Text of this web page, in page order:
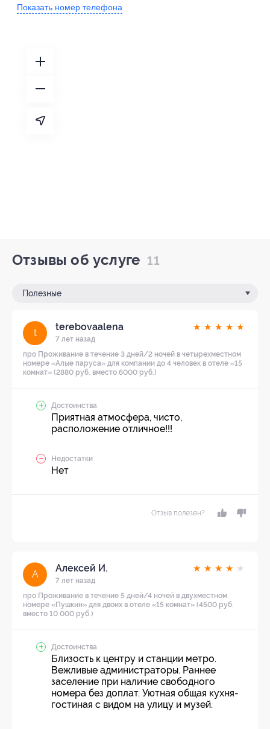
Показать номер телефона
Отзывы об услуге 11
Полезные
t
terebovaalena
7 лет назад
★ ★ ★ ★ ★
про Проживание в течение 3 дней/2 ночей в четырехместном
номере «Алые паруса» для компании до 4 человек в отеле «15
комнат» (2880 руб. вместо 6000 руб.)
Достоинства
Приятная атмосфера, чисто,
расположение отличное!!!
Недостатки
Нет
Отзыв полезен?
А
Алексей И.
7 лет назад
★ ★ ★ ★ ★
про Проживание в течение 5 дней/4 ночей в двухместном
номере «Пушкин» для двоих в отеле «15 комнат» (4500 руб.
вместо 10 000 руб.)
Достоинства
Близость к центру и станции метро.
Вежливые администраторы. Раннее
заселение при наличие свободного
номера без доплат. Уютная общая кухня-
гостиная с видом на улицу и музей.